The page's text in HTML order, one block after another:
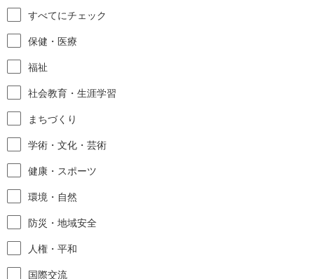
すべてにチェック
保健・医療
福祉
社会教育・生涯学習
まちづくり
学術・文化・芸術
健康・スポーツ
環境・自然
防災・地域安全
人権・平和
国際交流